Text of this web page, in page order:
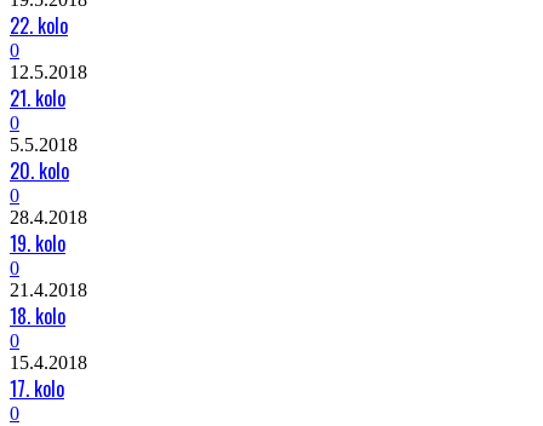
22. kolo
0
12.5.2018
21. kolo
0
5.5.2018
20. kolo
0
28.4.2018
19. kolo
0
21.4.2018
18. kolo
0
15.4.2018
17. kolo
0